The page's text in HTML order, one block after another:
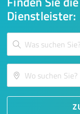
Dienstleister: